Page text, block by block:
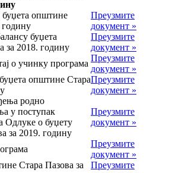
општине
годину
Преузмите
документ »
буџета
за 2018. годину
Преузмите
документ »
о учинку програма
Преузмите
документ »
општине СтараПреузмите
документ »
родно
у поступак
о буџету
за 2019. годину
Преузмите
документ »
Преузмите
документ »
Стара Пазова за
Преузмите